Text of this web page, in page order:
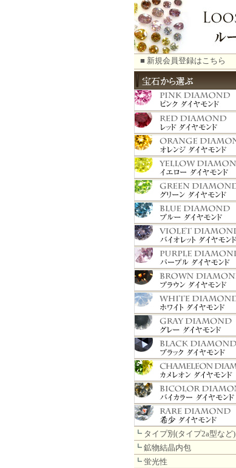
■ 新規会員登録はこちら
┗ タイプ別(タイプ2a型など)
┗ 鉱物結晶内包
┗ 蛍光性